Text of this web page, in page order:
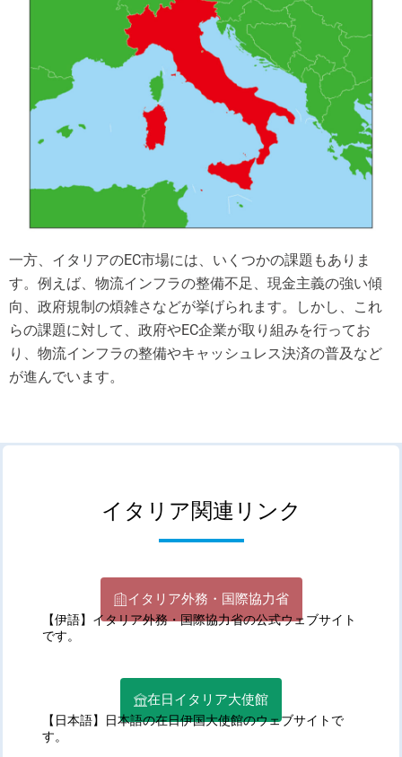
一方、イタリアのEC市場には、いくつかの課題もありま
す。例えば、物流インフラの整備不足、現金主義の強い傾
向、政府規制の煩雑さなどが挙げられます。しかし、これ
らの課題に対して、政府やEC企業が取り組みを行ってお
り、物流インフラの整備やキャッシュレス決済の普及など
が進んでいます。
イタリア関連リンク
イタリア外務・国際協力省
【伊語】イタリア外務・国際協力省の公式ウェブサイト
です。
在日イタリア大使館
【日本語】日本語の在日伊国大使館のウェブサイトで
す。